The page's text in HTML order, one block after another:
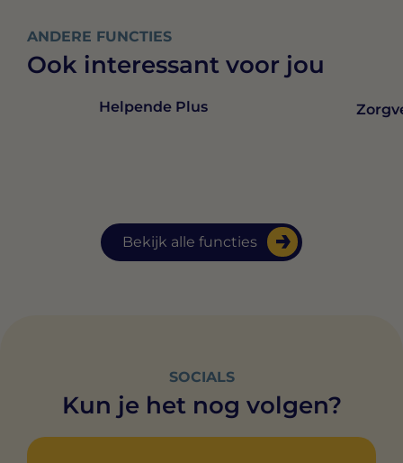
ANDERE FUNCTIES
Ook interessant voor jou
Bekijk alle functies
Helpende Plus
SOCIALS
Kun je het nog volgen?